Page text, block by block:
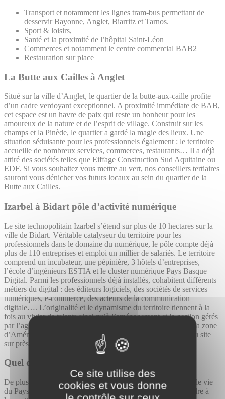
Ce site utilise des
cookies et vous donne
Transport et notamment les lignes tram-bus permettant de
desservir Bayonne, Anglet, Biarritz et Tarnos.
Sport & loisirs,
Santé et la proximité de l’hôpital Saint-Léon
Commerces et notamment le centre commercial BAB2
Restauration sur place
La Butte aux Cailles à Anglet
Situé sur la ville d’Anglet, le quartier de la butte-aux-caille profite
d’un cadre verdoyant exceptionnel. A proximité immédiate de BAB,
cet espace est un havre de paix qui reste un bonheur pour les
amoureux de la nature et de l’esprit de village. Construit sur les
champs et la Pinède, le quartier a gardé la magie des lieux. Une
situation séduisante pour les professionnels également : le territoire
accueille de nombreux services, commerces, restaurants… Il a déjà
attiré des sociétés telles que Eiffage Construction Sud Aquitaine ou
EDF. Si vous souhaitez vous mettre au vert, nos conseillers tertiaires
sauront vous dénicher vos futurs locaux au sein du quartier de la
Butte aux Cailles.
Izarbel à Bidart pôle d’activité numérique
Le site technopolitain Izarbel s’étend sur plus de 10 hectares sur la
ville de Bidart. Véritable catalyseur du territoire pour les
professionnels dans le domaine du numérique, le pôle compte déjà
plus de 110 entreprises et emploi un millier de salariés. Le territoire
comprend un incubateur, une pépinière, 3 hôtels d’entreprises,
l’école d’ingénieurs ESTIA et le cluster numérique Pays Basque
Digital. Parmi les professionnels déjà installés, cohabitent différents
métiers du digital : des éditeurs logiciels, des sociétés de services
numériques, e-commerce, des acteurs de la communication
digitale…. L’originalité et le dynamisme du territoire tiennent à la
fois au vivier de talents ainsi qu’à l’aménagement et la gestion gérés
par l’agglomération. Pour accompagner l’essor du territoire, la zone
d’Aménagement Concerté prévoit d’ailleurs une extension du site
sur près de 15 hectares.
Quel quartier choisir pour ses bureaux ?
De plus en plus de professionnels sont attirées par la qualité de vie
du Pays Basque et son dynamisme économique. Pour répondre à